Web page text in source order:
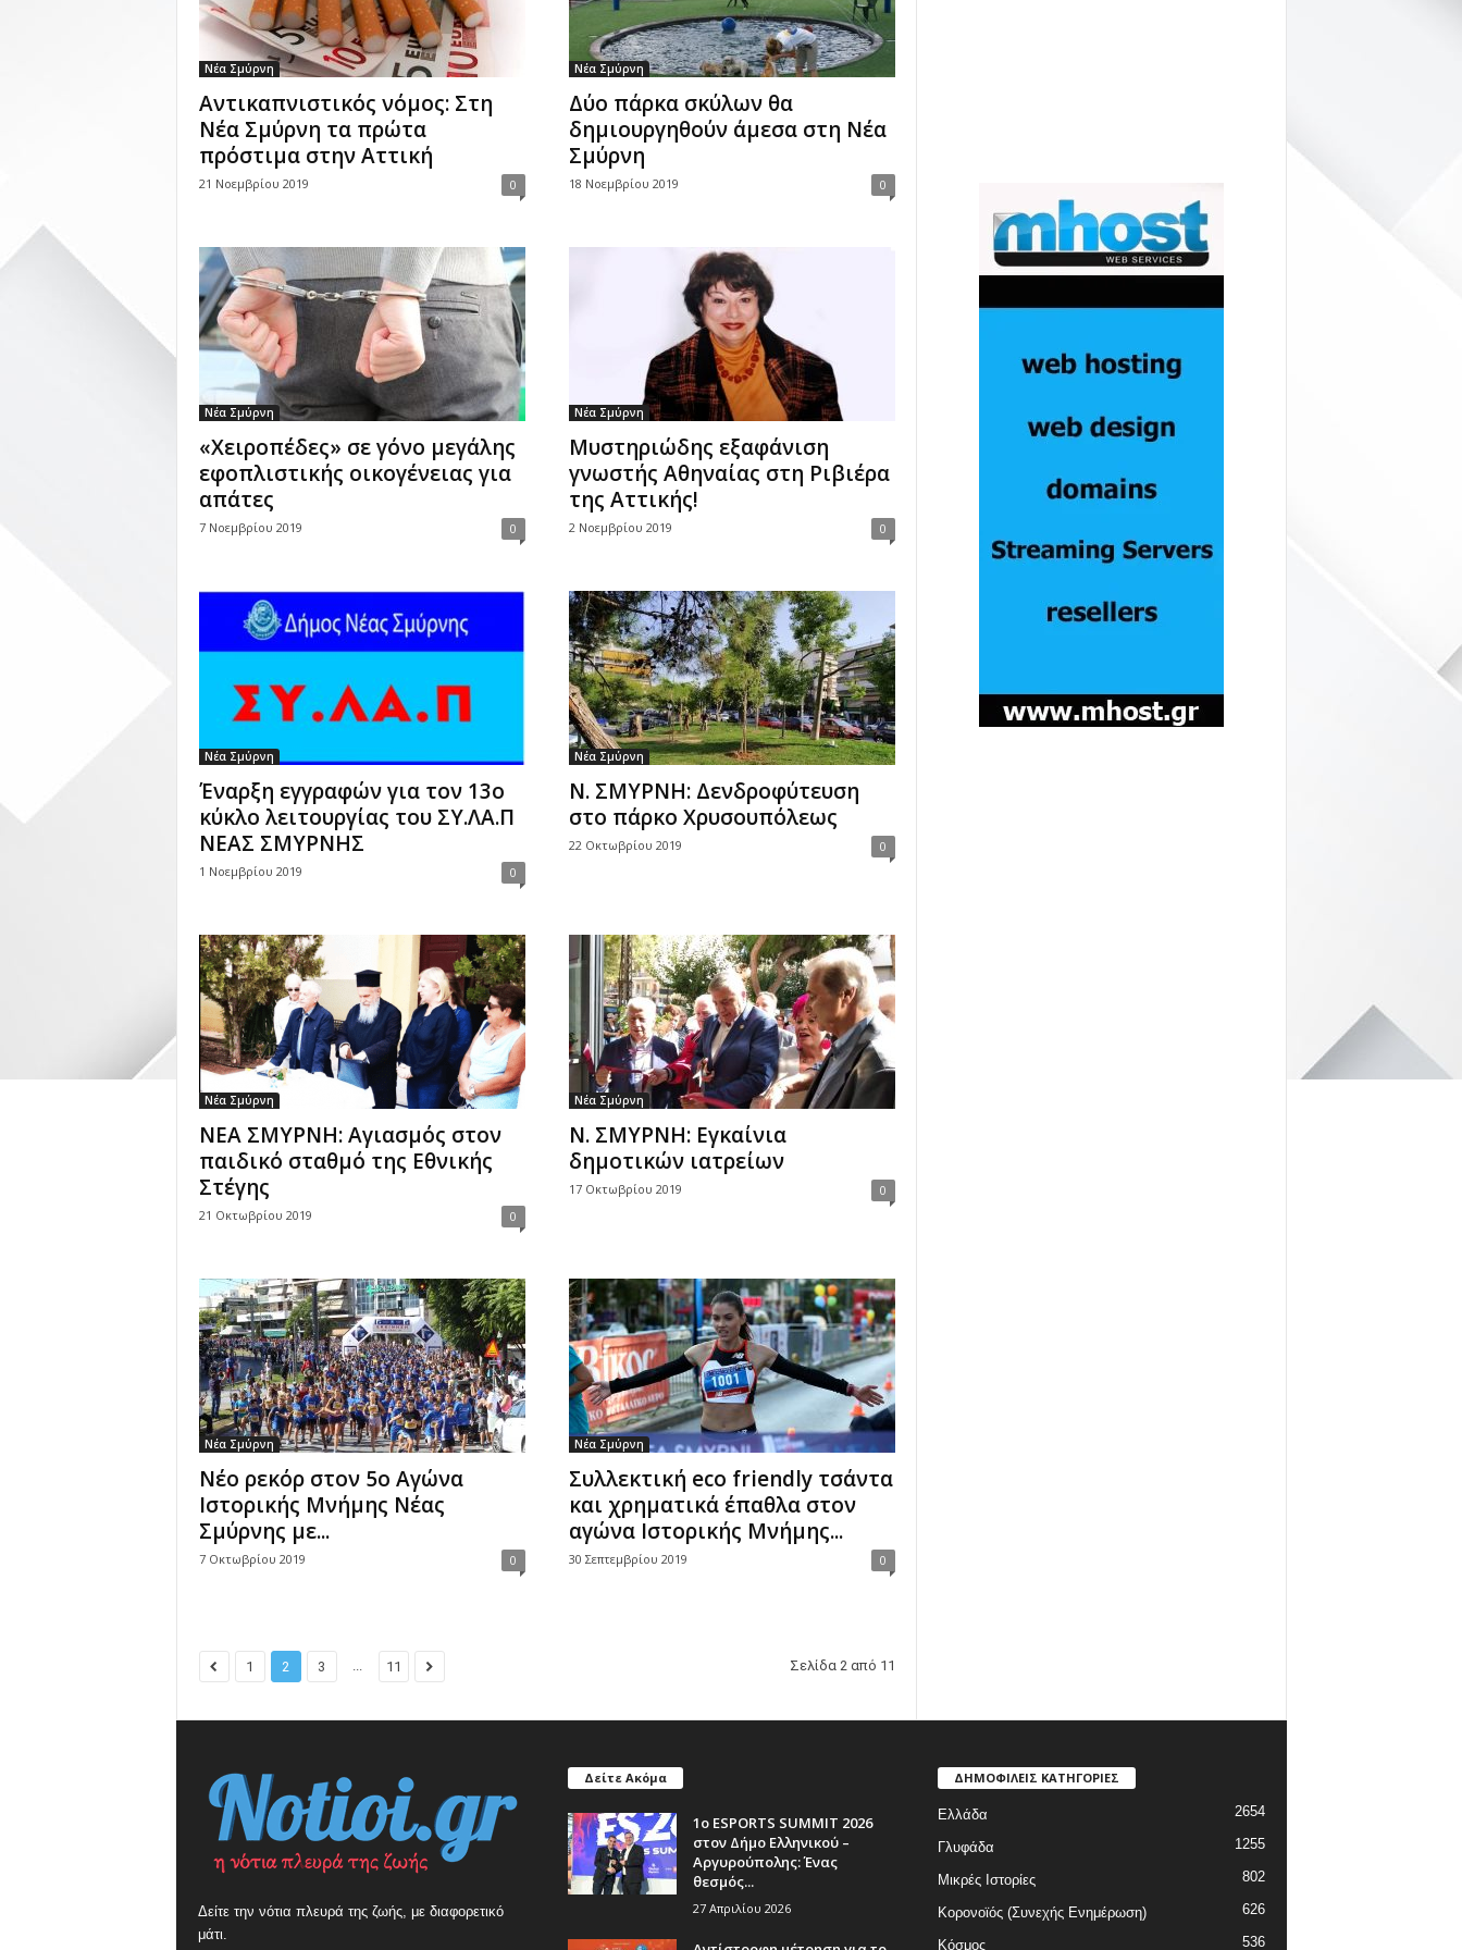
Νέα Σμύρνη
Αντικαπνιστικός νόμος: Στη
Νέα Σμύρνη τα πρώτα
πρόστιμα στην Αττική
21 Νοεμβρίου 2019 0
Νέα Σμύρνη
Δύο πάρκα σκύλων θα
δημιουργηθούν άμεσα στη Νέα
Σμύρνη
18 Νοεμβρίου 2019 0
Νέα Σμύρνη
«Χειροπέδες» σε γόνο μεγάλης
εφοπλιστικής οικογένειας για
απάτες
7 Νοεμβρίου 2019 0
Νέα Σμύρνη
Mυστηριώδης εξαφάνιση
γνωστής Αθηναίας στη Ριβιέρα
της Αττικής!
2 Νοεμβρίου 2019 0
Νέα Σμύρνη
Έναρξη εγγραφών για τον 13ο
κύκλο λειτουργίας του ΣΥ.ΛΑ.Π
ΝΕΑΣ ΣΜΥΡΝΗΣ
1 Νοεμβρίου 2019 0
Νέα Σμύρνη
Ν. ΣΜΥΡΝΗ: Δενδροφύτευση
στο πάρκο Xρυσουπόλεως
22 Οκτωβρίου 2019 0
Νέα Σμύρνη
ΝΕΑ ΣΜΥΡΝΗ: Αγιασμός στον
παιδικό σταθμό της Εθνικής
Στέγης
21 Οκτωβρίου 2019 0
Νέα Σμύρνη
N. ΣΜΥΡΝΗ: Εγκαίνια
δημοτικών ιατρείων
17 Οκτωβρίου 2019 0
Νέα Σμύρνη
Νέο ρεκόρ στον 5ο Αγώνα
Ιστορικής Μνήμης Νέας
Σμύρνης με...
7 Οκτωβρίου 2019 0
Νέα Σμύρνη
Συλλεκτική eco friendly τσάντα
και χρηματικά έπαθλα στον
αγώνα Ιστορικής Μνήμης...
30 Σεπτεμβρίου 2019 0
1 2 3 ... 11 Σελίδα 2 από 11
Δείτε την νότια πλευρά της ζωής, με διαφορετικό
μάτι.
Δείτε Ακόμα
1ο ESPORTS SUMMIT 2026
στον Δήμο Ελληνικού –
Αργυρούπολης: Ένας
θεσμός...
27 Απριλίου 2026
ΔΗΜΟΦΙΛΕΙΣ ΚΑΤΗΓΟΡΙΕΣ
Ελλάδα 2654
Γλυφάδα 1255
Μικρές Ιστορίες 802
Κορονοϊός (Συνεχής Ενημέρωση) 626
Κόσμος 536